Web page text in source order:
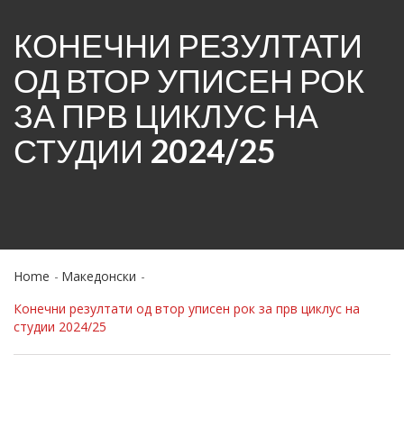
КОНЕЧНИ РЕЗУЛТАТИ
ОД ВТОР УПИСЕН РОК
ЗА ПРВ ЦИКЛУС НА
СТУДИИ 2024/25
Home
Македонски
Конечни резултати од втор уписен рок за прв циклус на
студии 2024/25